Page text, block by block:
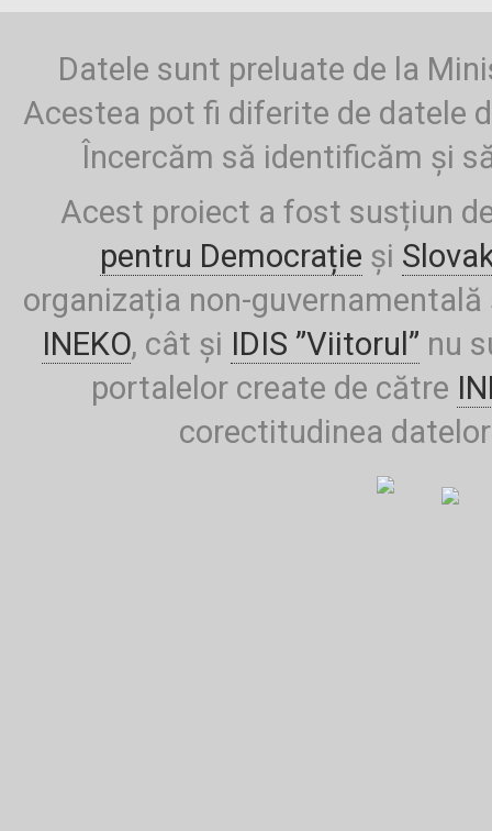
Datele sunt preluate de la
Acestea pot fi diferite de datele
Încercăm să identificăm și
Acest proiect a fost susțiun
pentru Democrație și
organizația non-
INEKO, cât și IDIS ”Viitorul” nu
portalelor create de către
corectitudinea